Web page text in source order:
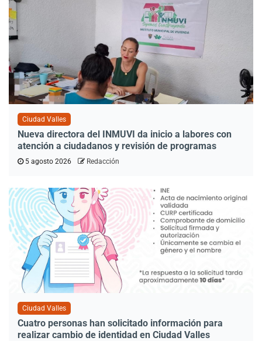
Ciudad Valles
Nueva directora del INMUVI da inicio a labores con
atención a ciudadanos y revisión de programas
5 agosto 2026 Redacción
Ciudad Valles
Cuatro personas han solicitado información para
realizar cambio de identidad en Ciudad Valles